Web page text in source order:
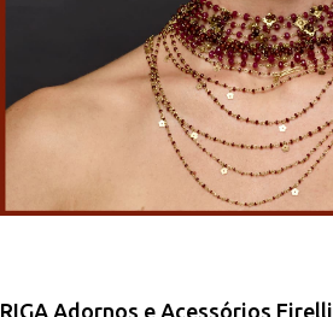
RIGA Adornos e Acessórios Eirelli